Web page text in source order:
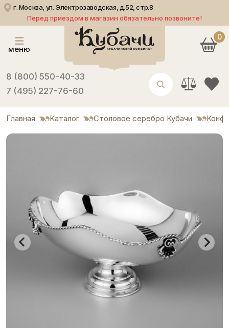
г. Москва, ул. Электрозаводская, д.52, стр.8
Перед приездом в магазин обязательно позвоните!
меню
8 (800) 550-40-33
7 (495) 227-76-60
0
Главная Каталог Столовое серебро Кубачи